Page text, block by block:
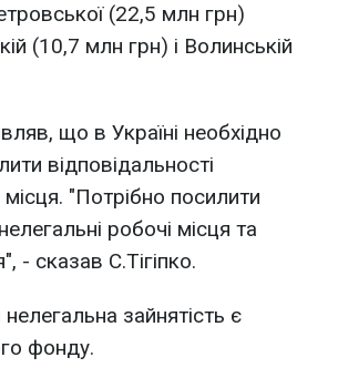
(22,5 млн грн)
(10,7 млн ​​грн) і Волинській
що в Україні необхідно
відповідальності
"Потрібно посилити
робочі місця та
- сказав С.Тігіпко.
зайнятість є
фонду.